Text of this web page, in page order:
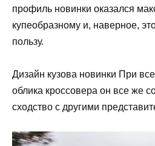
профиль новинки оказался
купеобразному и, наверное,
пользу.
Дизайн кузова новинки При
облика кроссовера он все же
сходство с другими